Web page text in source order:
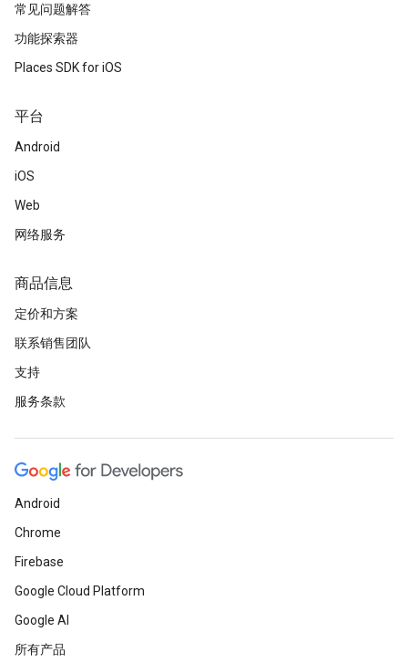
常见问题解答
功能探索器
Places SDK for iOS
平台
Android
iOS
Web
网络服务
商品信息
定价和方案
联系销售团队
支持
服务条款
Android
Chrome
Firebase
Google Cloud Platform
Google AI
所有产品